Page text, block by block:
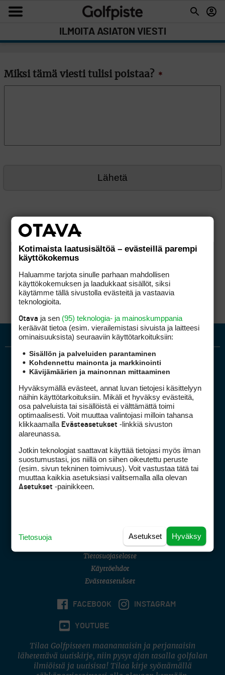
ILMOITA ASIATON VIESTI
Miksi tämä viesti tulisi poistaa? *
Golfpiste mediakortti
Golfpisteen yhteystiedot
DSA avoimuusraportti
Asiakaspalvelu
(digi) digi@otavamedia.fi
Tietosuojaseloste
Käyttöehdot
Evästeasetukset
FACEBOOK INSTAGRAM
YOUTUBE
Tilaa Golfpisteen maanantaisin ja perjantaisin
lähetettävä uutiskirje, niin pysyt ajan tasalla golfalan
ilmiöistä ja uutisista! Tilaa kirje syöttämällä
Kotimaista laatusisältöä – evästeillä parempi
käyttökokemus
Haluamme tarjota sinulle parhaan mahdollisen
käyttökokemuksen ja laadukkaat sisällöt, siksi
käytämme tällä sivustolla evästeitä ja vastaavia
teknologioita.
Otava ja sen (95) teknologia- ja mainoskumppania
keräävät tietoa (esim. vierailemis­tasi sivuista ja laitteesi
ominaisuuk­sista) seuraaviin käyttötarkoituksiin:
Sisällön ja palveluiden parantaminen
Kohdennettu mainonta ja markkinointi
Kävijämäärien ja mainonnan mittaaminen
Hyväksymällä evästeet, annat luvan tietojesi käsittelyyn
näihin käyttötarkoituksiin. Mikäli et hyväksy evästeitä,
osa palveluista tai sisällöistä ei välttämättä toimi
optimaalisesti. Voit muuttaa valintojasi milloin tahansa
klikkaamalla Evästeasetukset -linkkiä sivuston
alareunassa.
Jotkin teknologiat saattavat käyttää tietojasi myös ilman
suostumustasi, jos niillä on siihen oikeutettu peruste
(esim. sivun tekninen toimivuus). Voit vastustaa tätä tai
muuttaa kaikkia asetuksiasi valitsemalla alla olevan
Asetukset -painikkeen.
Hyväksy
Asetukset
Tietosuoja